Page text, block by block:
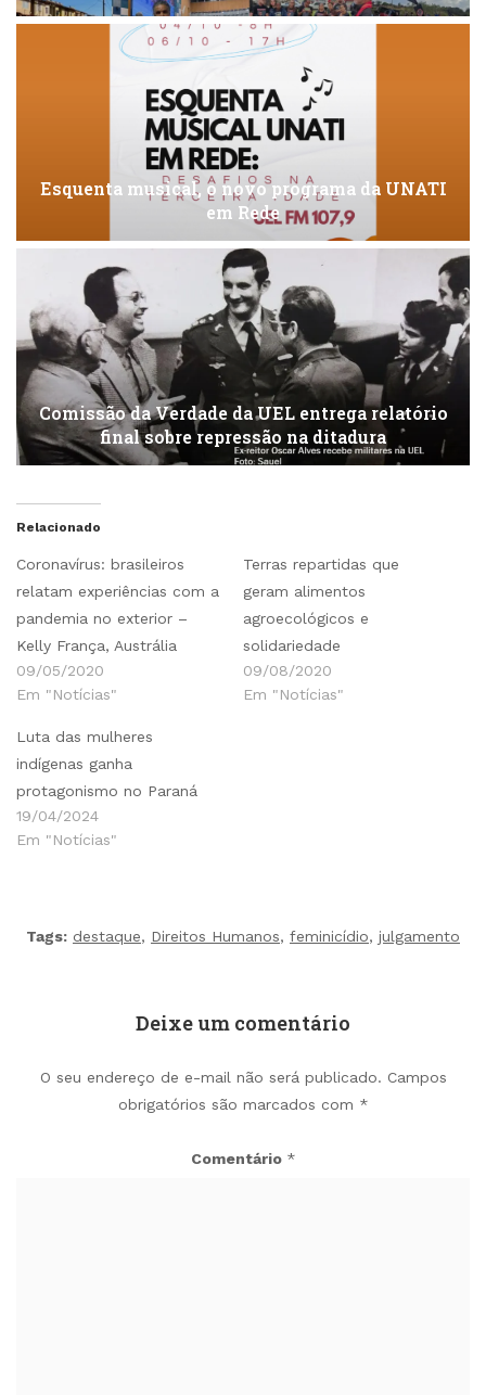
Esquenta musical, o novo programa da UNATI
em Rede
Comissão da Verdade da UEL entrega relatório
final sobre repressão na ditadura
Relacionado
Coronavírus: brasileiros
relatam experiências com a
pandemia no exterior –
Kelly França, Austrália
09/05/2020
Em "Notícias"
Terras repartidas que
geram alimentos
agroecológicos e
solidariedade
09/08/2020
Em "Notícias"
Luta das mulheres
indígenas ganha
protagonismo no Paraná
19/04/2024
Em "Notícias"
Tags: destaque, Direitos Humanos, feminicídio, julgamento
Deixe um comentário
O seu endereço de e-mail não será publicado. Campos
obrigatórios são marcados com *
Comentário *